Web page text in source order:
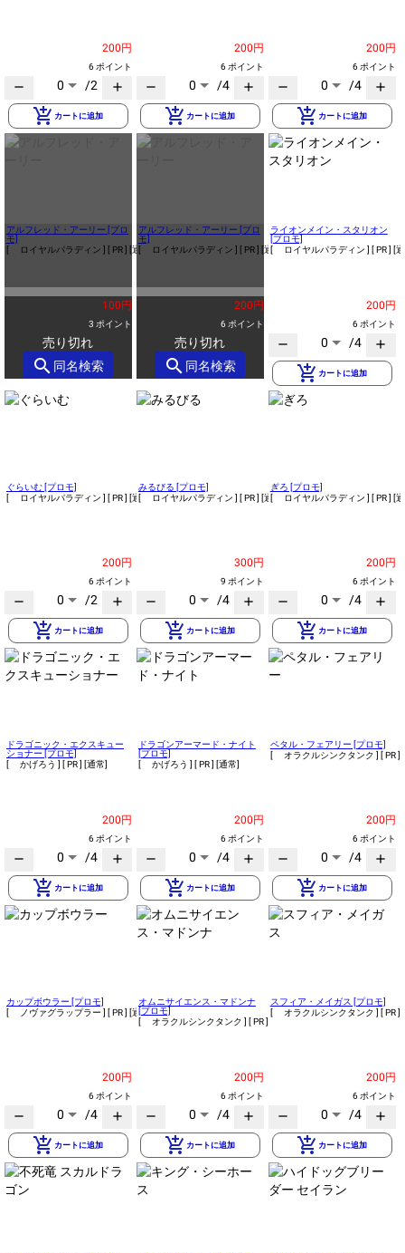
200円
6 ポイント
remove 0 /2 add
add_shopping_cart カートに追加
200円
6 ポイント
remove 0 /4 add
add_shopping_cart カートに追加
200円
6 ポイント
remove 0 /4 add
add_shopping_cart カートに追加
アルフレッド・アーリー [プロ
モ]
[ ロイヤルパラディン ] [ PR ] [通常]
100円
3 ポイント
売り切れ
search 同名検索
アルフレッド・アーリー [プロ
モ]
[ ロイヤルパラディン ] [ PR ] [通常]
200円
6 ポイント
売り切れ
search 同名検索
ライオンメイン・スタリオン
[プロモ]
[ ロイヤルパラディン ] [ PR ] [
200円
6 ポイント
remove 0 /4 add
add_shopping_cart カートに追加
ぐらいむ [プロモ]
[ ロイヤルパラディン ] [ PR ] [通常]
200円
6 ポイント
remove 0 /2 add
add_shopping_cart カートに追加
みるびる [プロモ]
[ ロイヤルパラディン ] [ PR ] [通常]
300円
9 ポイント
remove 0 /4 add
add_shopping_cart カートに追加
ぎろ [プロモ]
[ ロイヤルパラディン ] [ PR ] [
200円
6 ポイント
remove 0 /4 add
add_shopping_cart カートに追加
ドラゴニック・エクスキュー
ショナー [プロモ]
[ かげろう ] [ PR ] [通常]
200円
6 ポイント
remove 0 /4 add
add_shopping_cart カートに追加
ドラゴンアーマード・ナイト
[プロモ]
[ かげろう ] [ PR ] [通常]
200円
6 ポイント
remove 0 /4 add
add_shopping_cart カートに追加
ペタル・フェアリー [プロモ]
[ オラクルシンクタンク ] [ PR ]
200円
6 ポイント
remove 0 /4 add
add_shopping_cart カートに追加
カップボウラー [プロモ]
[ ノヴァグラップラー ] [ PR ] [通常]
200円
6 ポイント
remove 0 /4 add
add_shopping_cart カートに追加
オムニサイエンス・マドンナ
[プロモ]
[ オラクルシンクタンク ] [ PR ]
200円
6 ポイント
remove 0 /4 add
add_shopping_cart カートに追加
スフィア・メイガス [プロモ]
[ オラクルシンクタンク ] [ PR ]
200円
6 ポイント
remove 0 /4 add
add_shopping_cart カートに追加